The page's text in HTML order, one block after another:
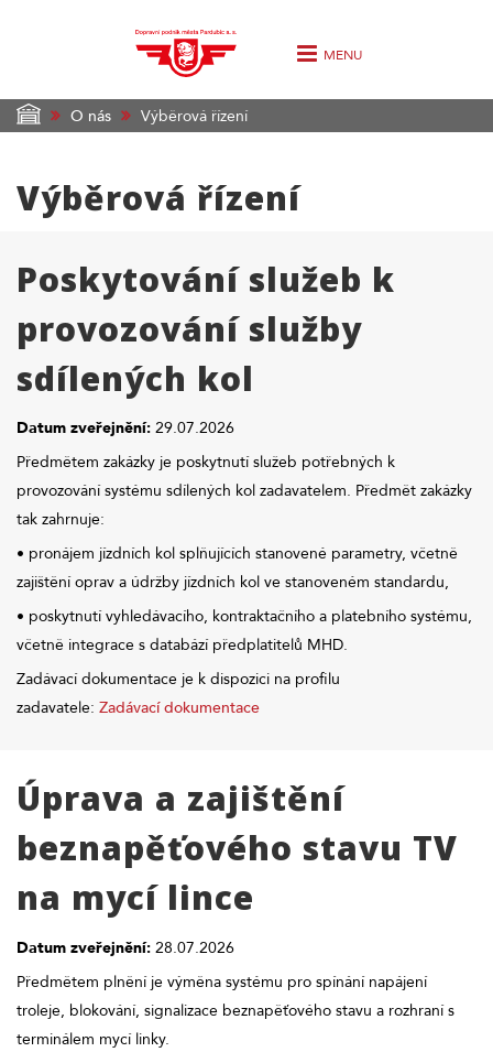
MENU
O nás Výběrová řízení
Výběrová řízení
Poskytování služeb k
provozování služby
sdílených kol
Datum zveřejnění: 29.07.2026
Předmětem zakázky je poskytnutí služeb potřebných k
provozování systému sdílených kol zadavatelem. Předmět zakázky
tak zahrnuje:
• pronájem jízdních kol splňujících stanovené parametry, včetně
zajištění oprav a údržby jízdních kol ve stanoveném standardu,
• poskytnutí vyhledávacího, kontraktačního a platebního systému,
včetně integrace s databází předplatitelů MHD.
Zadávací dokumentace je k dispozici na profilu
zadavatele: Zadávací dokumentace
Úprava a zajištění
beznapěťového stavu TV
na mycí lince
Datum zveřejnění: 28.07.2026
Předmětem plnění je výměna systému pro spínání napájení
troleje, blokování, signalizace beznapěťového stavu a rozhraní s
terminálem mycí linky.